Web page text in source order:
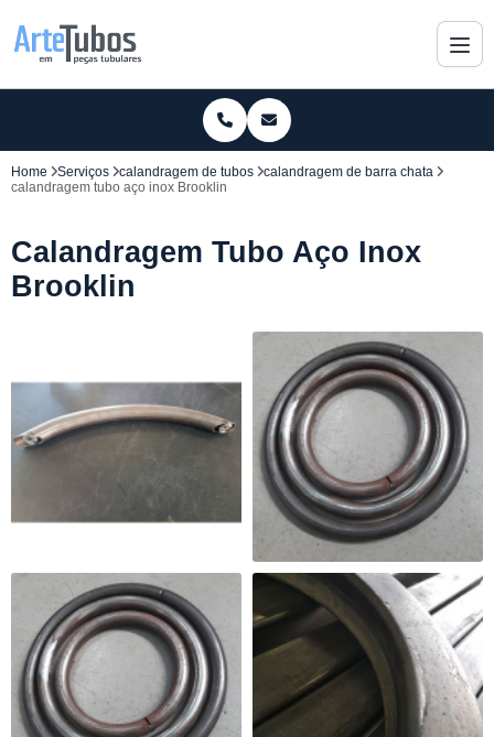
Home Serviços calandragem de tubos
calandragem de barra chata
calandragem tubo aço inox Brooklin
Calandragem Tubo Aço Inox
Brooklin